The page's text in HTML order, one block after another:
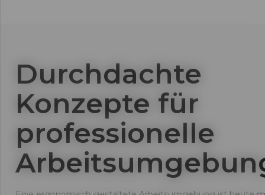
Durchdachte
Konzepte für
professionelle